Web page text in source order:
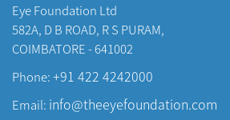
Eye Foundation Ltd
582A, D B ROAD, R S PURAM,
COIMBATORE - 641002
Phone:+91 422 4242000
Email: info@theeyefoundation.com